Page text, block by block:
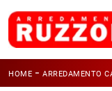
HOME - ARREDAMENTO